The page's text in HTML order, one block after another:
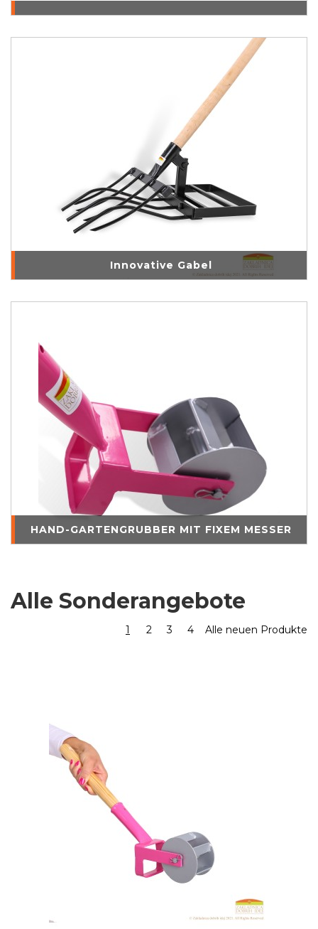
Innovative Gabel
HAND-GARTENGRUBBER MIT FIXEM MESSER
Alle Sonderangebote
Alle neuen Produkte
1 2 3 4